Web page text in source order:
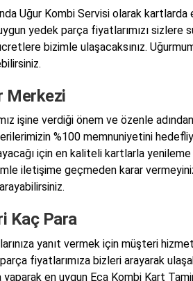
Uğur Kombi Servisi olarak kartlarda
yedek parça fiyatlarımızı sizlere
bizimle ulaşacaksınız.
Merkezi
işine verdiği önem ve özenle
%100 memnuniyetini
için en kaliteli kartlarla yenileme
iletişime geçmeden karar
Kaç Para
yanıt vermek için müşteri
fiyatlarımıza bizleri arayarak
en uygun Eca Kombi Kart